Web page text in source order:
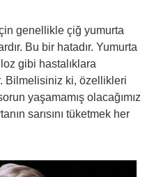
genellikle çiğ yumurta
Bu bir hatadır. Yumurta
gibi hastalıklara
Bilmelisiniz ki, özellikleri
yaşamamış olacağımız
sarısını tüketmek her